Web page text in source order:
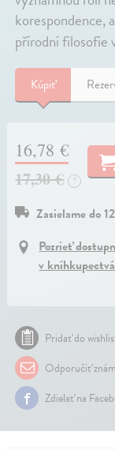
korespondence,
přírodní filosofie
Kúpiť
16,78 €
17,30 €
?
Zasielame do
Pozrieť
v
Pridať do
Odporučiť
Zdielať na